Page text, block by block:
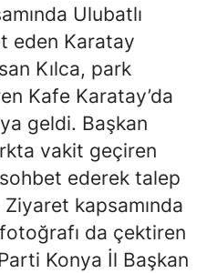
Erzincan
Erzurum
Eskişehir
Gaziantep
Giresun
Gümüşhane
Hakkari
Ulubatlı
eden Karatay
Kılca, park
Kafe Karatay’da
geldi. Başkan
vakit geçiren
ederek talep
kapsamında
da çektiren
Konya İl Başkan